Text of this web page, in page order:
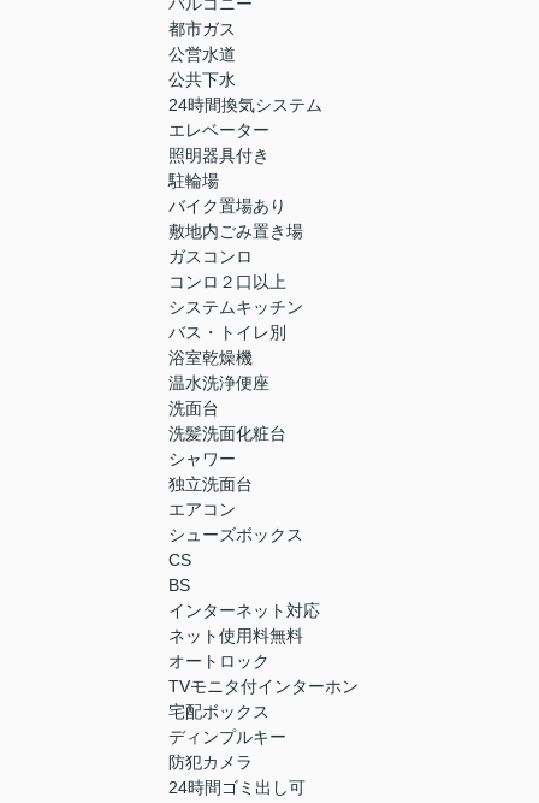
バルコニー
都市ガス
公営水道
公共下水
24時間換気システム
エレベーター
照明器具付き
駐輪場
バイク置場あり
敷地内ごみ置き場
ガスコンロ
コンロ２口以上
システムキッチン
バス・トイレ別
浴室乾燥機
温水洗浄便座
洗面台
洗髪洗面化粧台
シャワー
独立洗面台
エアコン
シューズボックス
CS
BS
インターネット対応
ネット使用料無料
オートロック
TVモニタ付インターホン
宅配ボックス
ディンプルキー
防犯カメラ
24時間ゴミ出し可